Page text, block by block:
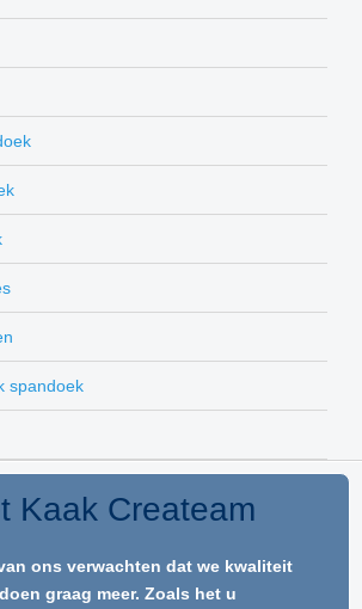
spandoek
Kaak Createam
ons verwachten dat we kwaliteit
graag meer. Zoals het u